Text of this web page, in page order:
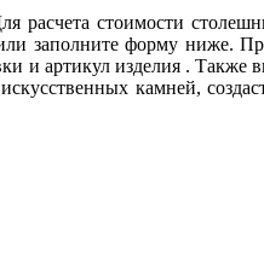
стоимости
заполните форму ниже.
и артикул изделия . Также
камней,